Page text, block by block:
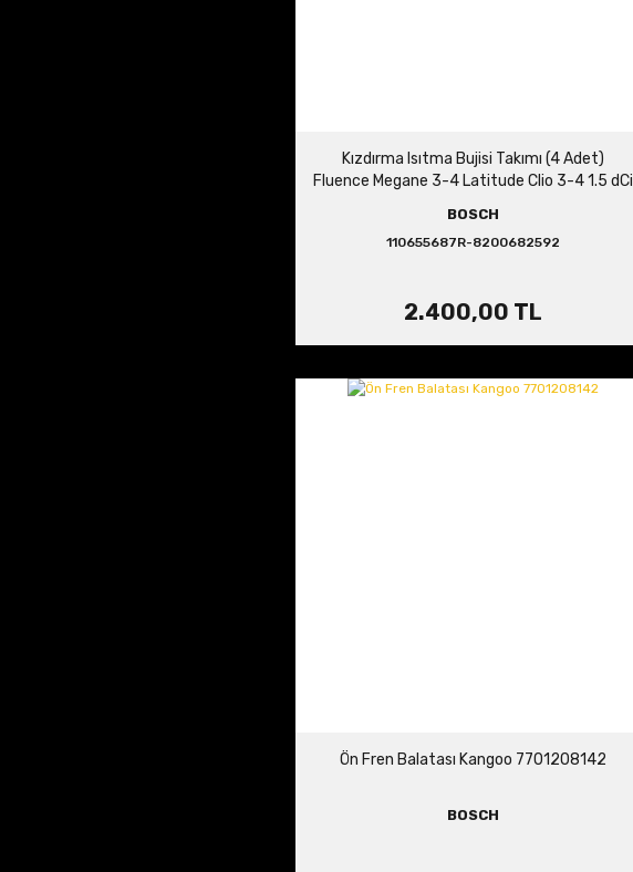
Kızdırma Isıtma Bujisi Takımı (4 Adet)
Fluence Megane 3-4 Latitude Clio 3-4 1.5 dCi
BOSCH
110655687R-8200682592
2.400,00 TL
Ön Fren Balatası Kangoo 7701208142
BOSCH